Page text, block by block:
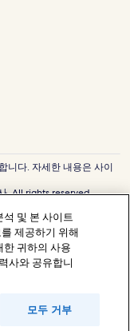
니다. 자세한 내용은 사이
. All rights reserved.
당 소유권자의 자산입니
등록번호: 821-88-01025
구 종로5길 7(청진동). 사
신고번호: 2015-서울종
및 본 사이트
제공하기 위해
한 귀하의 사용
사와 공유합니
모두 거부